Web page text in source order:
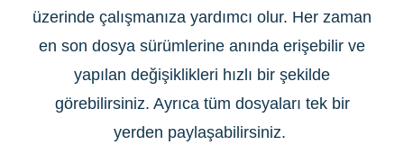
üzerinde çalışmanıza yardımcı olur. Her zaman
en son dosya sürümlerine anında erişebilir ve
yapılan değişiklikleri hızlı bir şekilde
görebilirsiniz. Ayrıca tüm dosyaları tek bir
yerden paylaşabilirsiniz.